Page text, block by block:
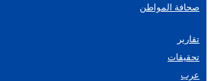
صحافة المواطن
تقارير
تحقيقات
عرب